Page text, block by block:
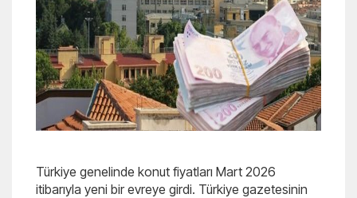
Türkiye genelinde konut fiyatları Mart 2026
itibarıyla yeni bir evreye girdi. Türkiye gazetesinin